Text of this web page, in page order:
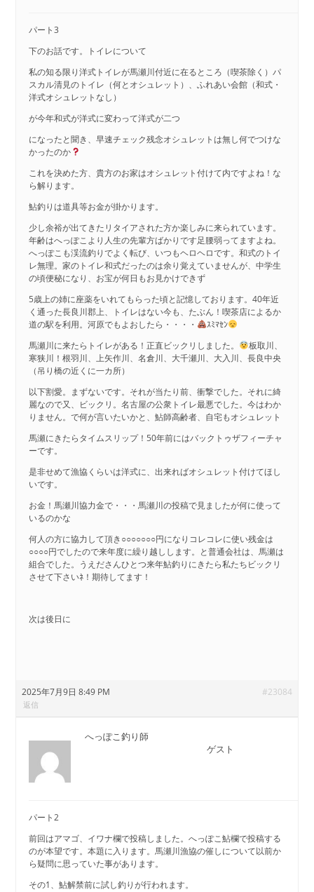
パート3
下のお話です。トイレについて
私の知る限り洋式トイレが馬瀬川付近に在るところ（喫茶除く）パ
スカル清見のトイレ（何とオシュレット）、ふれあい会館（和式・
洋式オシュレットなし）
が今年和式が洋式に変わって洋式が二つ
になったと聞き、早速チェック残念オシュレットは無し何でつけな
かったのか
これを決めた方、貴方のお家はオシュレット付けて内ですよね！な
ら解ります。
鮎釣りは道具等お金が掛かります。
少し余裕が出てきたリタイアされた方か楽しみに来られています。
年齢はへっぽこより人生の先輩方ばかりです足腰弱ってますよね。
へっぽこも渓流釣りでよく転び、いつもヘロヘロです。和式のトイ
レ無理。家のトイレ和式だったのは余り覚えていませんが、中学生
の頃便秘になり、お宝が何日もお見かけできず
5歳上の姉に座薬をいれてもらった頃と記憶しております。40年近
く通った長良川郡上、トイレはない今も、たぶん！喫茶店によるか
道の駅を利用。河原でもよおしたら・・・・
ｽﾐﾏｾﾝ
馬瀬川に来たらトイレがある！正直ビックリしました。
板取川、
寒狭川！根羽川、上矢作川、名倉川、大千瀬川、大入川、長良中央
（吊り橋の近くに一カ所）
以下割愛。まずないです。それが当たり前、衝撃でした。それに綺
麗なので又、ビックリ。名古屋の公衆トイレ最悪でした。今はわか
りません。で何が言いたいかと、鮎師高齢者、自宅もオシュレット
馬瀬にきたらタイムスリップ！50年前にはバックトゥザフィーチャ
ーです。
是非せめて漁協くらいは洋式に、出来ればオシュレット付けてほし
いです。
お金！馬瀬川協力金で・・・馬瀬川の投稿で見ましたが何に使って
いるのかな
何人の方に協力して頂き○○○○○○○円になりコレコレに使い残金は
○○○○円でしたので来年度に繰り越しします。と普通会社は、馬瀬は
組合でした。うえださんひとつ来年鮎釣りにきたら私たちビックリ
させて下さいﾈ！期待してます！
次は後日に
2025年7月9日 8:49 PM #23084
返信
へっぽこ釣り師
ゲスト
パート2
前回はアマゴ、イワナ欄で投稿しました。へっぽこ鮎欄で投稿する
のが本望です。本題に入ります。馬瀬川漁協の催しについて以前か
ら疑問に思っていた事があります。
その1、鮎解禁前に試し釣りが行われます。